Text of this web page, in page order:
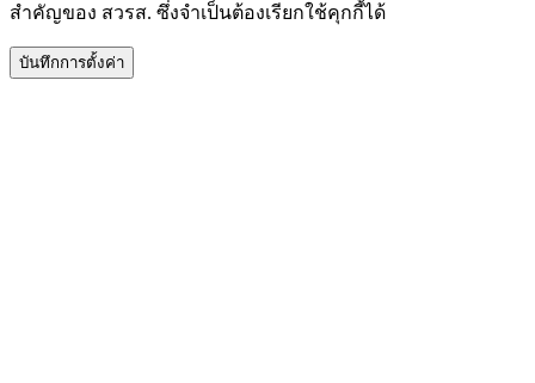
สำคัญของ สวรส. ซึ่งจำเป็นต้องเรียกใช้คุกกี้ได้
บันทึกการตั้งค่า